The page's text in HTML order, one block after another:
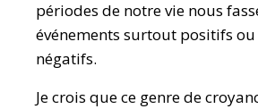
périodes de notre vie nous
événements surtout positifs
négatifs.
Je crois que ce genre de